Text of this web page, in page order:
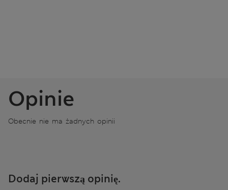
Opinie
Obecnie nie ma żadnych opinii
Dodaj pierwszą opinię.